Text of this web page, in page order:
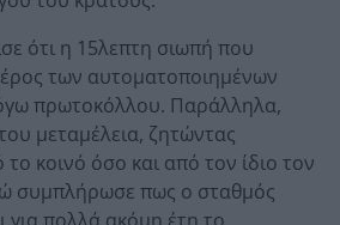
ότι η 15λεπτη σιωπή που
των αυτοματοποιημένων
πρωτοκόλλου. Παράλληλα,
μεταμέλεια, ζητώντας
κοινό όσο και από τον ίδιο τον
συμπλήρωσε πως ο σταθμός